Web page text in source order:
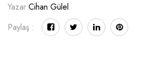
Yazar:Cihan Gülel
Paylaş :